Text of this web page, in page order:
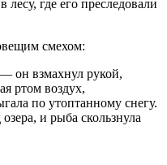
лесу, где его преследовали
смехом:
он взмахнул рукой,
ртом воздух,
по утоптанному снегу.
и рыба скользнула